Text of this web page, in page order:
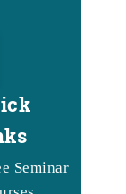
Seminar